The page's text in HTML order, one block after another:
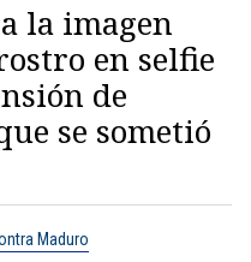
la imagen
en selfie
de
se sometió
Maduro